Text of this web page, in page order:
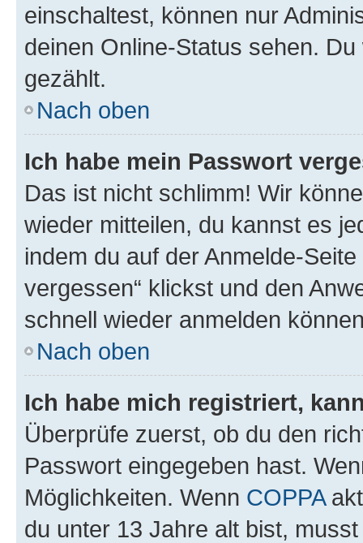
einschaltest, können nur
deinen Online-Status sehen.
gezählt.
Nach oben
Ich habe mein Passwort
Das ist nicht schlimm! Wir
wieder mitteilen, du kannst es
indem du auf der Anmelde-
vergessen“ klickst und den
schnell wieder anmelden
Nach oben
Ich habe mich registriert,
Überprüfe zuerst, ob du den
Passwort eingegeben hast.
Möglichkeiten. Wenn COPPA
du unter 13 Jahre alt bist,